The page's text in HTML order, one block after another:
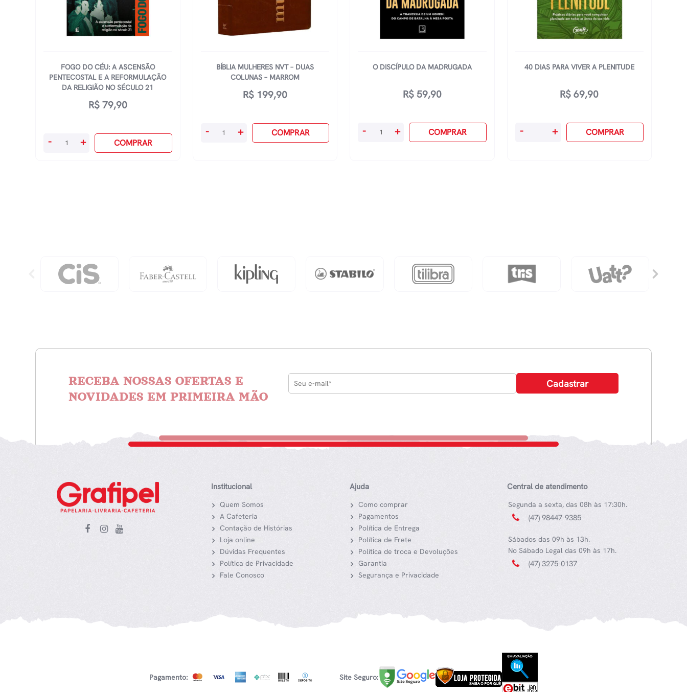
FOGO DO CÉU: A ASCENSÃO
PENTECOSTAL E A REFORMULAÇÃO
DA RELIGIÃO NO SÉCULO 21
R$79,90
Fogo
Religião
- + COMPRAR
BÍBLIA MULHERES NVT – DUAS
COLUNAS – MARROM
R$199,90
Bíblia
- + COMPRAR
O DISCÍPULO DA MADRUGADA
R$59,90
O- + COMPRAR
40 DIAS PARA VIVER A PLENITUDE
R$ 69,90
40
- + COMPRAR
RECEBA NOSSAS OFERTAS E
NOVIDADES EM PRIMEIRA MÃO
Institucional
Quem Somos
A Cafeteria
Contação de Histórias
Loja online
Dúvidas Frequentes
Política de Privacidade
Fale Conosco
Ajuda
Como comprar
Pagamentos
Política de Entrega
Política de Frete
Política de troca e Devoluções
Garantia
Segurança e Privacidade
Central de atendimento
Segunda a sexta, das 08h às 17:30h.
(47) 98447-9385
Sábados das 09h às 13h.
No Sábado Legal das 09h às 17h.
(47) 3275-0137
Pagamento: Site Seguro: